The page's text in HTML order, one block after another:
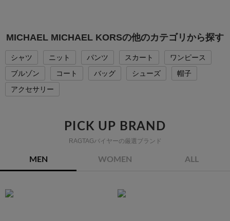
MICHAEL MICHAEL KORSの他のカテゴリから探す
シャツ ニット パンツ スカート
ワンピース
ブルゾン
コート バッグ シューズ
帽子
アクセサリー
PICK UP BRAND
RAGTAGバイヤーの厳選ブランド
MEN WOMEN ALL